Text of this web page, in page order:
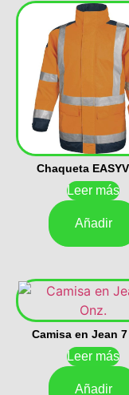
Chaqueta
Leer más
Añadir
Camisa en Jean 7
Leer más
Añadir